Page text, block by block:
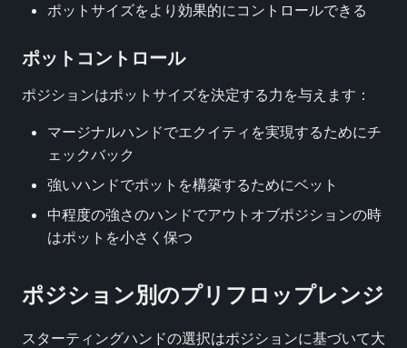
ポットサイズをより効果的にコントロールできる
ポットコントロール
ポジションはポットサイズを決定する力を与えます：
マージナルハンドでエクイティを実現するためにチ
ェックバック
強いハンドでポットを構築するためにベット
中程度の強さのハンドでアウトオブポジションの時
はポットを小さく保つ
ポジション別のプリフロップレンジ
スターティングハンドの選択はポジションに基づいて大